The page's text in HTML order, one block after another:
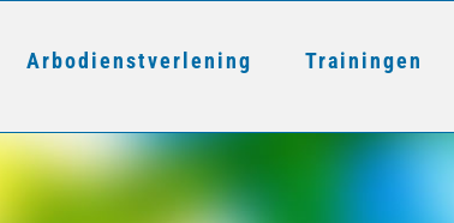
Arbodienstverlening Trainingen